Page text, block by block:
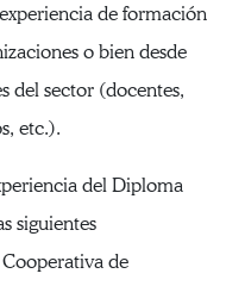
de formación
o bien desde
del sector (docentes,
etc.).
del Diploma
siguientes
de